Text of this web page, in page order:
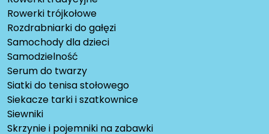
Rowerki trójkołowe
Rozdrabniarki do gałęzi
Samochody dla dzieci
Samodzielność
Serum do twarzy
Siatki do tenisa stołowego
Siekacze tarki i szatkownice
Siewniki
Skrzynie i pojemniki na zabawki